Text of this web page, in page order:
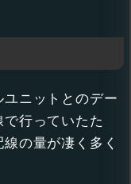
ニットとのデー
行っていたた
の量が凄く多く